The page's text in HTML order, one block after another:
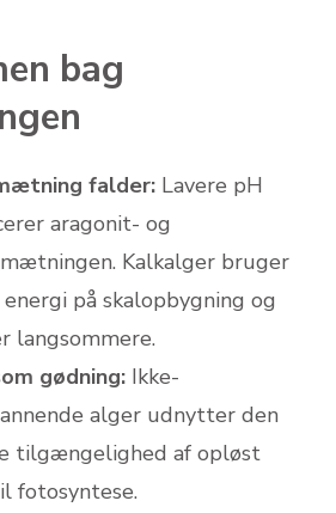
bag
falder: Lavere pH
aragonit- og
Kalkalger bruger
på skalopbygning og
langsommere.
gødning: Ikke-
alger udnytter den
tilgængelighed af opløst
fotosyntese.